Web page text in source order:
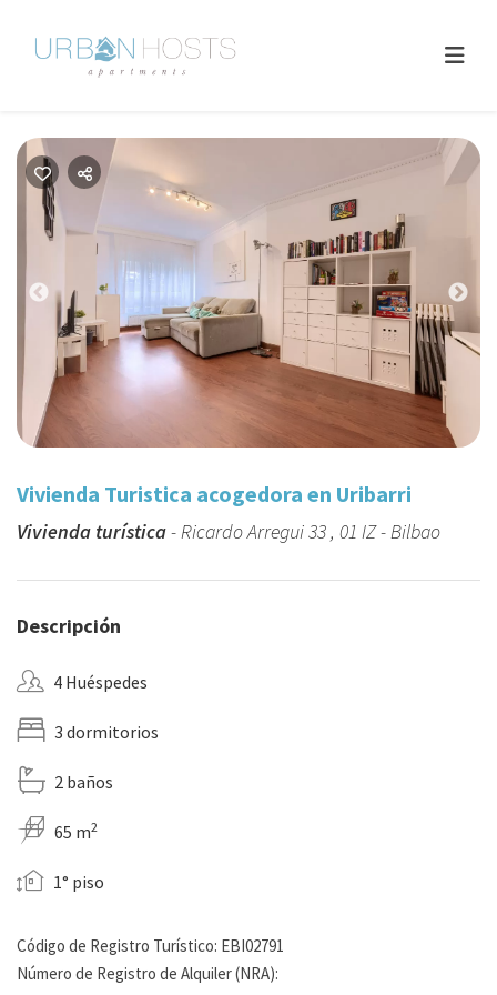
Previous
Vivienda Turistica acogedora en Uribarri
Vivienda turística- Ricardo Arregui 33 , 01 IZ - Bilbao
Descripción
4 Huéspedes
3 dormitorios
2 baños
65 m2
1° piso
Código de Registro Turístico: EBI02791
Número de Registro de Alquiler (NRA):